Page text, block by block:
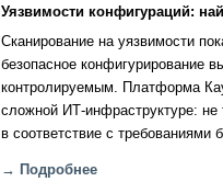
Уязвимости конфигураций:
Сканирование на уязвимости
безопасное конфигурирование
контролируемым. Платформа
сложной ИТ-инфраструктуре: не
в соответствие с требованиями
→ Подробнее